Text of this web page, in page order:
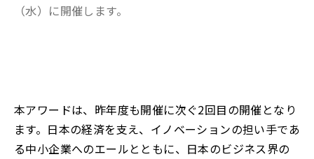
（水）に開催します。
本アワードは、昨年度も開催に次ぐ2回目の開催となり
ます。日本の経済を支え、イノベーションの担い手であ
る中小企業へのエールとともに、日本のビジネス界の